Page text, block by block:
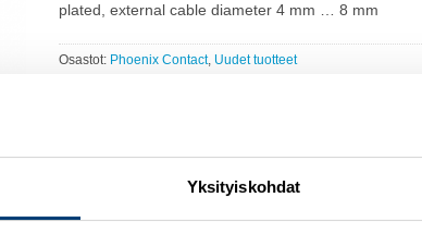
Yksityiskohdat
plated, external cable diameter 4 mm … 8 mm
Osastot: Phoenix Contact, Uudet tuotteet